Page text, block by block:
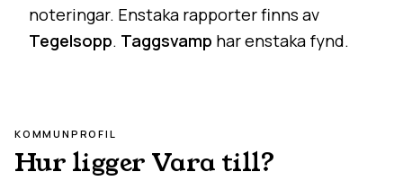
noteringar. Enstaka rapporter finns av
Tegelsopp. Taggsvamp har enstaka fynd.
KOMMUNPROFIL
Hur ligger Vara till?